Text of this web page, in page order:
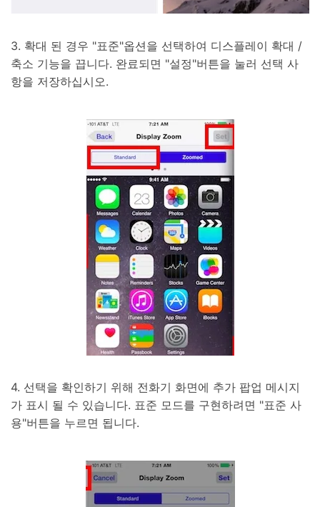
3. 확대 된 경우 "표준"옵션을 선택하여 디스플레이 확대 /
축소 기능을 끕니다. 완료되면 "설정"버튼을 눌러 선택 사
항을 저장하십시오.
4. 선택을 확인하기 위해 전화기 화면에 추가 팝업 메시지
가 표시 될 수 있습니다. 표준 모드를 구현하려면 "표준 사
용"버튼을 누르면 됩니다.